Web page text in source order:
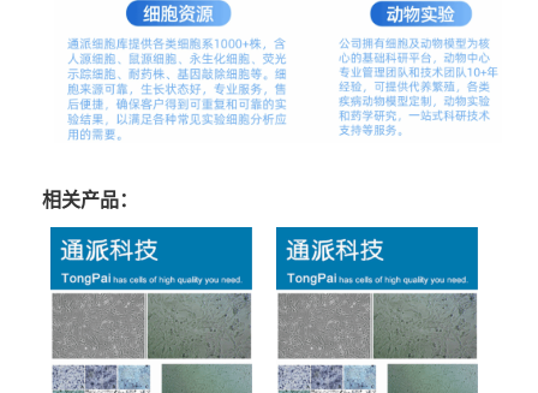
相关产品：